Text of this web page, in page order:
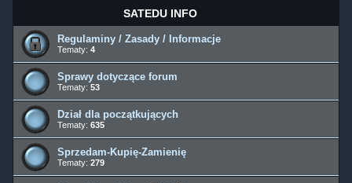
SATEDU INFO
Regulaminy / Zasady / Informacje
Tematy: 4
Sprawy dotyczące forum
Tematy: 53
Dział dla początkujących
Tematy: 635
Sprzedam-Kupię-Zamienię
Tematy: 279